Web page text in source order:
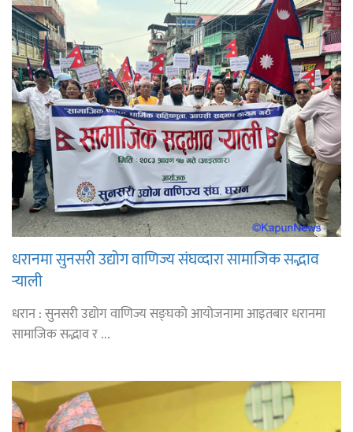
धरानमा सुनसरी उद्योग वाणिज्य संघव्दारा सामाजिक सद्भाव
र्‍याली
धरान : सुनसरी उद्योग वाणिज्य सङ्घको आयोजनामा आइतबार धरानमा
सामाजिक सद्भाव र ...